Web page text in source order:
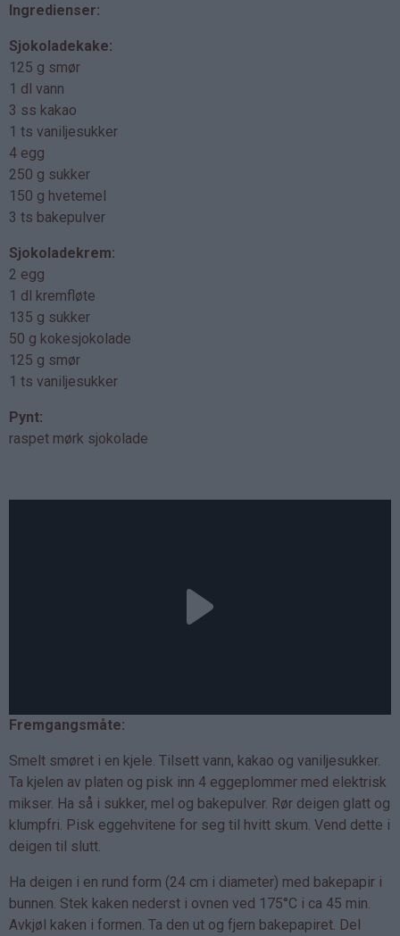
Ingredienser:
Sjokoladekake:
125 g smør
1 dl vann
3 ss kakao
1 ts vaniljesukker
4 egg
250 g sukker
150 g hvetemel
3 ts bakepulver
Sjokoladekrem:
2 egg
1 dl kremfløte
135 g sukker
50 g kokesjokolade
125 g smør
1 ts vaniljesukker
Pynt:
raspet mørk sjokolade
Fremgangsmåte:
Smelt smøret i en kjele. Tilsett vann, kakao og vaniljesukker.
Ta kjelen av platen og pisk inn 4 eggeplommer med elektrisk
mikser. Ha så i sukker, mel og bakepulver. Rør deigen glatt og
klumpfri. Pisk eggehvitene for seg til hvitt skum. Vend dette i
deigen til slutt.
Ha deigen i en rund form (24 cm i diameter) med bakepapir i
bunnen. Stek kaken nederst i ovnen ved 175°C i ca 45 min.
Avkjøl kaken i formen. Ta den ut og fjern bakepapiret. Del